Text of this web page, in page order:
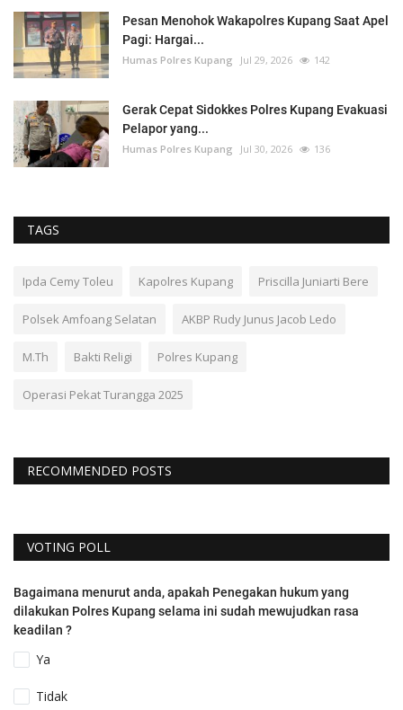
Pesan Menohok Wakapolres Kupang Saat Apel
Pagi: Hargai...
Humas Polres Kupang Jul 29, 2026 142
Gerak Cepat Sidokkes Polres Kupang Evakuasi
Pelapor yang...
Humas Polres Kupang Jul 30, 2026 136
TAGS
Ipda Cemy Toleu Kapolres Kupang Priscilla Juniarti Bere
Polsek Amfoang Selatan AKBP Rudy Junus Jacob Ledo
M.Th Bakti Religi Polres Kupang
Operasi Pekat Turangga 2025
RECOMMENDED POSTS
VOTING POLL
Bagaimana menurut anda, apakah Penegakan hukum yang
dilakukan Polres Kupang selama ini sudah mewujudkan rasa
keadilan ?
Ya
Tidak